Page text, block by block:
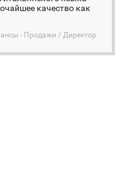
качество как
- Продажи / Директор